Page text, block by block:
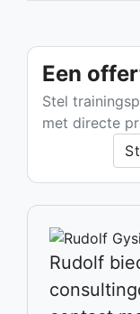
Een
Stel
met directe
Rudolf